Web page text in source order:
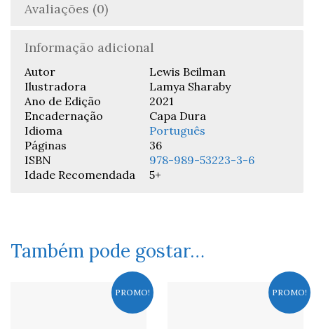
Avaliações (0)
Informação adicional
Autor
Lewis Beilman
Ilustradora
Lamya Sharaby
Ano de Edição
2021
Encadernação
Capa Dura
Idioma
Português
Páginas
36
ISBN
978-989-53223-3-6
Idade Recomendada
5+
Também pode gostar…
PROMO! PROMO!